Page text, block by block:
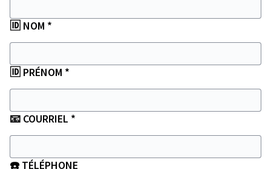
🆔 NOM *
🆔 PRÉNOM *
📧 COURRIEL *
☎️ TÉLÉPHONE